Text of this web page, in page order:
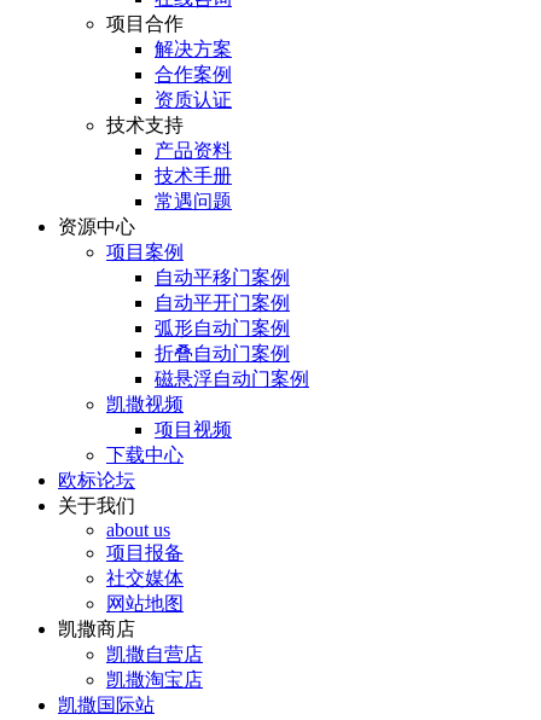
项目合作
解决方案
合作案例
资质认证
技术支持
产品资料
技术手册
常遇问题
资源中心
项目案例
自动平移门案例
自动平开门案例
弧形自动门案例
折叠自动门案例
磁悬浮自动门案例
凯撒视频
项目视频
下载中心
欧标论坛
关于我们
about us
项目报备
社交媒体
网站地图
凯撒商店
凯撒自营店
凯撒淘宝店
凯撒国际站